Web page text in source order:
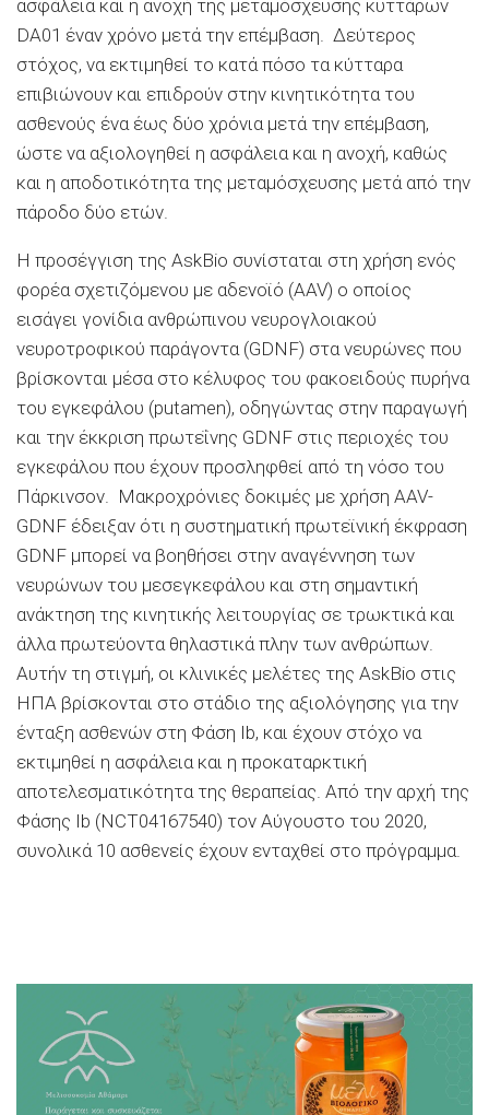
ασφάλεια και η ανοχή της μεταμόσχευσης κυττάρων
DA01 έναν χρόνο μετά την επέμβαση. Δεύτερος
στόχος, να εκτιμηθεί το κατά πόσο τα κύτταρα
επιβιώνουν και επιδρούν στην κινητικότητα του
ασθενούς ένα έως δύο χρόνια μετά την επέμβαση,
ώστε να αξιολογηθεί η ασφάλεια και η ανοχή, καθώς
και η αποδοτικότητα της μεταμόσχευσης μετά από την
πάροδο δύο ετών.
Η προσέγγιση της AskBio συνίσταται στη χρήση ενός
φορέα σχετιζόμενου με αδενοϊό (AAV) ο οποίος
εισάγει γονίδια ανθρώπινου νευρογλοιακού
νευροτροφικού παράγοντα (GDNF) στα νευρώνες που
βρίσκονται μέσα στο κέλυφος του φακοειδούς πυρήνα
του εγκεφάλου (putamen), οδηγώντας στην παραγωγή
και την έκκριση πρωτεΐνης GDNF στις περιοχές του
εγκεφάλου που έχουν προσληφθεί από τη νόσο του
Πάρκινσον. Μακροχρόνιες δοκιμές με χρήση AAV-
GDNF έδειξαν ότι η συστηματική πρωτεϊνική έκφραση
GDNF μπορεί να βοηθήσει στην αναγέννηση των
νευρώνων του μεσεγκεφάλου και στη σημαντική
ανάκτηση της κινητικής λειτουργίας σε τρωκτικά και
άλλα πρωτεύοντα θηλαστικά πλην των ανθρώπων.
Αυτήν τη στιγμή, οι κλινικές μελέτες της AskBio στις
ΗΠΑ βρίσκονται στο στάδιο της αξιολόγησης για την
ένταξη ασθενών στη Φάση Ιb, και έχουν στόχο να
εκτιμηθεί η ασφάλεια και η προκαταρκτική
αποτελεσματικότητα της θεραπείας. Από την αρχή της
Φάσης Ιb (NCT04167540) τον Αύγουστο του 2020,
συνολικά 10 ασθενείς έχουν ενταχθεί στο πρόγραμμα.